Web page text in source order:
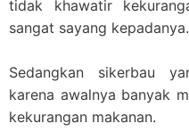
tidak khawatir
sangat sayang kepadanya.
Sedangkan sikerbau
karena awalnya banyak
kekurangan makanan.